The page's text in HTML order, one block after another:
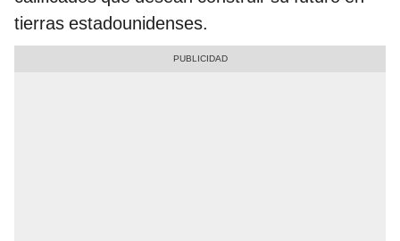
tierras estadounidenses.